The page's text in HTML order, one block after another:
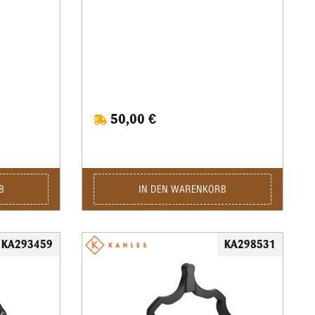
50,00 €
IN DEN WARENKORB
KA293459 KA298531